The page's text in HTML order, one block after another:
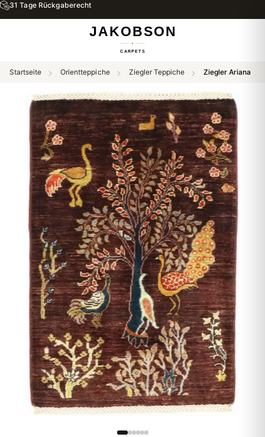
31 Tage Rückgaberecht
Startseite Orientteppiche Ziegler Teppiche Ziegler Ariana